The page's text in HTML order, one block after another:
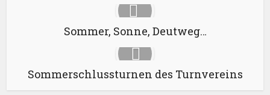
Sommer, Sonne, Deutweg…
Sommerschlussturnen des Turnvereins